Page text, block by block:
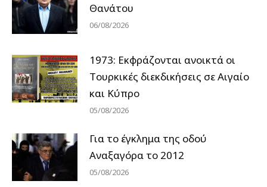
Θανάτου
06/08/2026
1973: Εκφράζονται ανοικτά οι
Tουρκικές διεκδικήσεις σε Αιγαίο
και Κύπρο
05/08/2026
Για το έγκλημα της οδού
Αναξαγόρα το 2012
05/08/2026